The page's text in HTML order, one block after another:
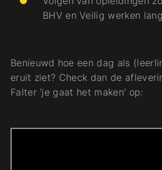
BHV en Veilig werken
Benieuwd hoe een dag als
eruit ziet? Check dan de
Falter 'je gaat het maken' op: